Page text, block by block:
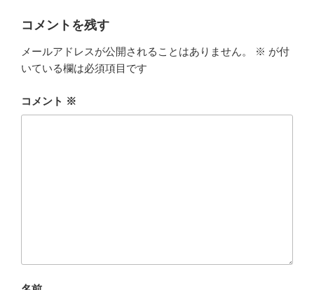
o
k
コメントを残す
メールアドレスが公開されることはありません。 ※ が付
いている欄は必須項目です
コメント ※